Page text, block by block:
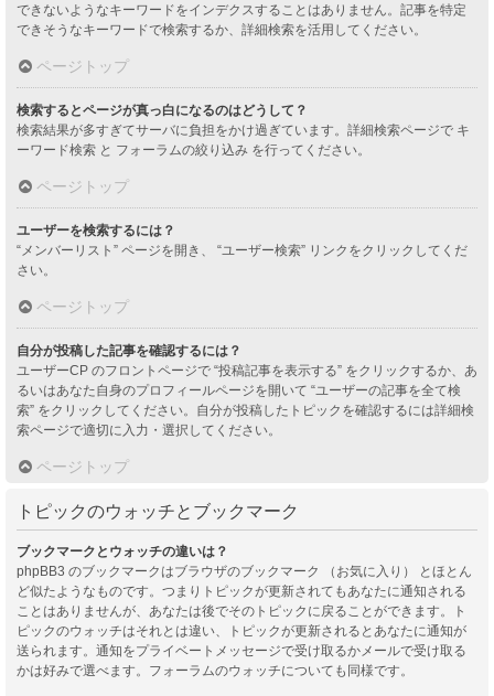
できないようなキーワードをインデクスすることはありません。記事を特定
できそうなキーワードで検索するか、詳細検索を活用してください。
ページトップ
検索するとページが真っ白になるのはどうして？
検索結果が多すぎてサーバに負担をかけ過ぎています。詳細検索ページで キ
ーワード検索 と フォーラムの絞り込み を行ってください。
ページトップ
ユーザーを検索するには？
“メンバーリスト” ページを開き、 “ユーザー検索” リンクをクリックしてくだ
さい。
ページトップ
自分が投稿した記事を確認するには？
ユーザーCP のフロントページで “投稿記事を表示する” をクリックするか、あ
るいはあなた自身のプロフィールページを開いて “ユーザーの記事を全て検
索” をクリックしてください。自分が投稿したトピックを確認するには詳細検
索ページで適切に入力・選択してください。
ページトップ
トピックのウォッチとブックマーク
ブックマークとウォッチの違いは？
phpBB3 のブックマークはブラウザのブックマーク （お気に入り） とほとん
ど似たようなものです。つまりトピックが更新されてもあなたに通知される
ことはありませんが、あなたは後でそのトピックに戻ることができます。ト
ピックのウォッチはそれとは違い、トピックが更新されるとあなたに通知が
送られます。通知をプライベートメッセージで受け取るかメールで受け取る
かは好みで選べます。フォーラムのウォッチについても同様です。